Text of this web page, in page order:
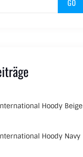
Hoody Beige
Hoody Navy